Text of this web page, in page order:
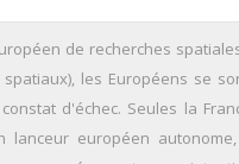
de recherches
les Européens se
d'échec. Seules la
européen